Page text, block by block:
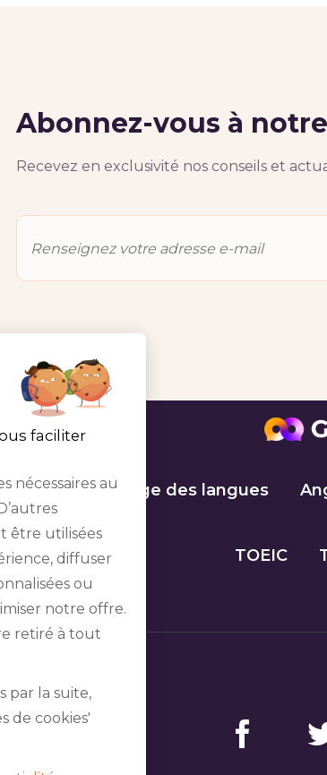
Abonnez-vous à
Recevez en exclusivité nos conseils et
Apprentissage des langues
TOEIC
faciliter
nécessaires au
être utilisées
diffuser
ou
notre offre.
retiré à tout
par la suite,
de cookies'